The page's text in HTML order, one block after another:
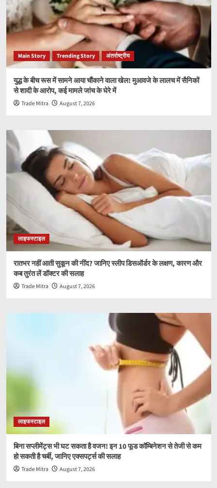
Main Story Trending Story अंतर्राष्ट्रीय
युद्ध के बीच रूस में सामने आया चौंकाने वाला खेल! मुआवजे के लालच में सैनिकों
से शादी के आरोप, कई मामले जांच के घेरे में
Trade Mitra August 7, 2026
लाइफस्टाइल
रातभर नहीं आती सुकून की नींद? जानिए स्लीप डिसऑर्डर के लक्षण, कारण और
कब तुरंत लें डॉक्टर की सलाह
Trade Mitra August 7, 2026
लाइफस्टाइल
बिना सप्लीमेंट्स भी घट सकता है वजन! इन 10 फूड कॉम्बिनेशन से तेजी से कम
हो सकती है चर्बी, जानिए एक्सपर्ट्स की सलाह
Trade Mitra August 7, 2026